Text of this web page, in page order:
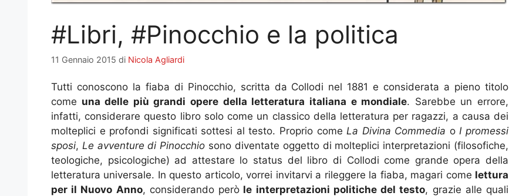
#Libri, #Pinocchio e la politica
11 Gennaio 2015 di Nicola Agliardi
Tutti conoscono la fiaba di Pinocchio, scritta da Collodi nel 1881 e considerata a pieno titolo
come una delle più grandi opere della letteratura italiana e mondiale. Sarebbe un errore,
infatti, considerare questo libro solo come un classico della letteratura per ragazzi, a causa dei
molteplici e profondi significati sottesi al testo. Proprio come La Divina Commedia o I promessi
sposi, Le avventure di Pinocchio sono diventate oggetto di molteplici interpretazioni (filosofiche,
teologiche, psicologiche) ad attestare lo status del libro di Collodi come grande opera della
letteratura universale. In questo articolo, vorrei invitarvi a rileggere la fiaba, magari come lettura
per il Nuovo Anno, considerando però le interpretazioni politiche del testo, grazie alle quali